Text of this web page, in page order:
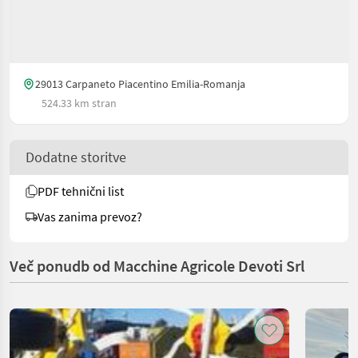
29013 Carpaneto Piacentino Emilia-Romanja
524.33 km stran
Dodatne storitve
PDF tehnični list
Vas zanima prevoz?
Več ponudb od Macchine Agricole Devoti Srl